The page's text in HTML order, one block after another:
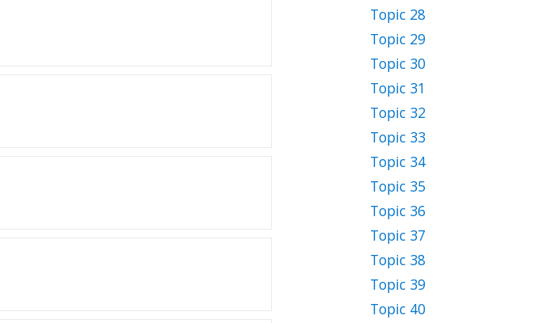
Topic 28
Topic 29
Topic 30
Topic 31
Topic 32
Topic 33
Topic 34
Topic 35
Topic 36
Topic 37
Topic 38
Topic 39
Topic 40